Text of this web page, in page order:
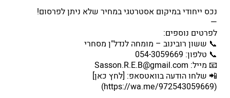
נכס ייחודי במיקום אסטרטגי במחיר שלא ניתן לפרסום!
—
לפרטים נוספים:
📞 ששון רובינוב – מומחה לנדל"ן מסחרי
📞 טלפון: 054-3059669
📧 מייל: Sasson.R.E.B@gmail.com
📲 שלחו הודעה בוואטסאפ: [לחץ כאן]
(https://wa.me/972543059669)